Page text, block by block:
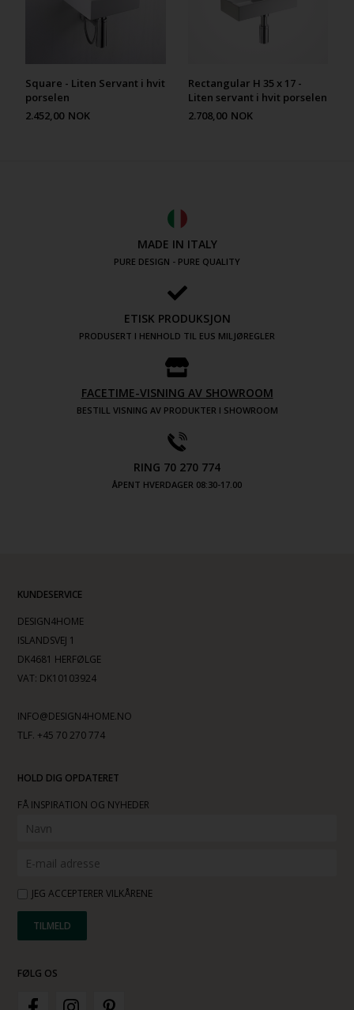
Square - Liten Servant i hvit
porselen
2.452,00 NOK
Rectangular H 35 x 17 -
Liten servant i hvit porselen
2.708,00 NOK
MADE IN ITALY
PURE DESIGN - PURE QUALITY
ETISK PRODUKSJON
PRODUSERT I HENHOLD TIL EUS MILJØREGLER
FACETIME-VISNING AV SHOWROOM
BESTILL VISNING AV PRODUKTER I SHOWROOM
RING 70 270 774
ÅPENT HVERDAGER 08:30-17.00
KUNDESERVICE
DESIGN4HOME
ISLANDSVEJ 1
DK4681 HERFØLGE
VAT: DK10103924
INFO@DESIGN4HOME.NO
TLF. +45 70 270 774
HOLD DIG OPDATERET
FÅ INSPIRATION OG NYHEDER
JEG ACCEPTERER VILKÅRENE
FØLG OS